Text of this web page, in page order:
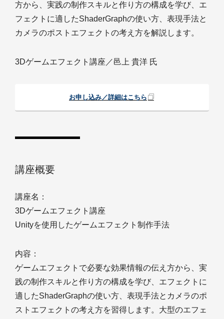
方から、実践の制作スキルと作り方の構成を学び、エ
フェクトに適したShaderGraphの使い方、表現手法と
カメラのポストエフェクトの考え方を解説します。
3Dゲームエフェクト講座／邑上 貴洋 氏
お申し込み／詳細はこちら
講座概要
講座名：
3Dゲームエフェクト講座
Unityを使用したゲームエフェクト制作手法
内容：
ゲームエフェクトで必要な効果情報の伝え方から、実
践の制作スキルと作り方の構成を学び、エフェクトに
適したShaderGraphの使い方、表現手法とカメラのポ
ストエフェクトの考え方を習得します。大型のエフェ